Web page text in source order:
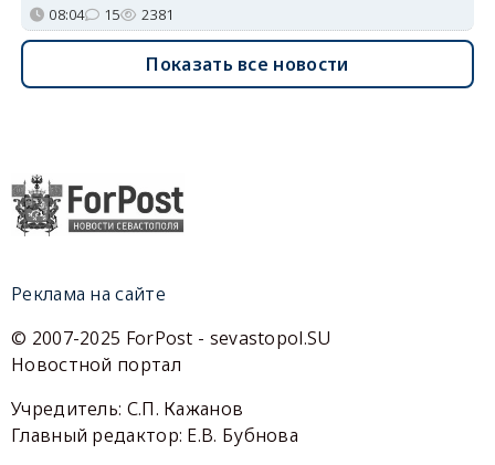
08:04 15 2381
Показать все новости
Реклама на сайте
© 2007-2025 ForPost - sevastopol.SU
Новостной портал
Учредитель: С.П. Кажанов
Главный редактор: Е.В. Бубнова